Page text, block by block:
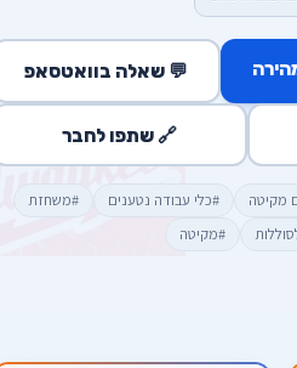
💬 שאלה בוואטסאפ
🔗 שתפו לחבר
מקיטה #כלי עבודה נטענים
#משחזת
#מקיטה